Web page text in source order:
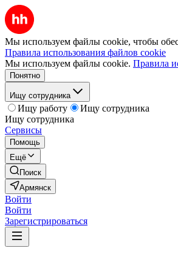
Мы используем файлы cookie, чтобы
Правила использования файлов cookie
Мы используем файлы cookie. Правила
Понятно
Ищу сотрудника
Ищу работу
Ищу сотрудника
Ищу сотрудника
Сервисы
Помощь
Ещё
Поиск
Армянск
Войти
Войти
Зарегистрироваться